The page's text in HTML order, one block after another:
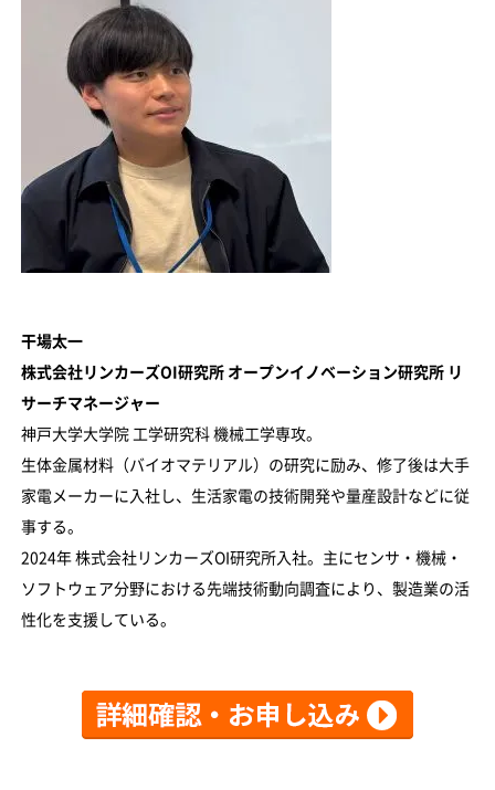
干場太一
株式会社リンカーズOI研究所 オープンイノベーション研究所 リ
サーチマネージャー
神戸大学大学院 工学研究科 機械工学専攻。
生体金属材料（バイオマテリアル）の研究に励み、修了後は大手
家電メーカーに入社し、生活家電の技術開発や量産設計などに従
事する。
2024年 株式会社リンカーズOI研究所入社。主にセンサ・機械・
ソフトウェア分野における先端技術動向調査により、製造業の活
性化を支援している。